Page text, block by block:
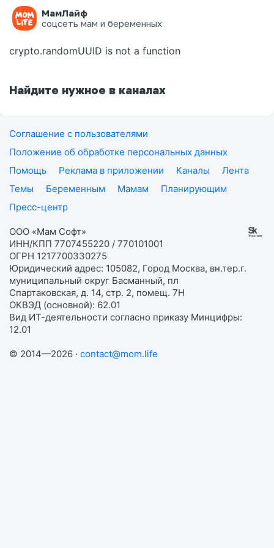
МамЛайф
соцсеть мам и беременных
Ошибка на странице
crypto.randomUUID is not a function
Найдите нужное в каналах
Соглашение с пользователями
Положение об обработке персональных данных
Помощь
Реклама в приложении Каналы
Лента
Темы
Беременным Мамам
Планирующим
Пресс-центр
ООО «Мам Софт»
ИНН/КПП 7707455220 / 770101001
ОГРН 1217700330275
Юридический адрес: 105082, Город Москва, вн.тер.г.
муниципальный округ Басманный, пл
Спартаковская, д. 14, стр. 2, помещ. 7Н
ОКВЭД (основной): 62.01
Вид ИТ-деятельности согласно приказу Минцифры:
12.01
© 2014—2026 · contact@mom.life